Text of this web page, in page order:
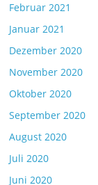
Februar 2021
Januar 2021
Dezember 2020
November 2020
Oktober 2020
September 2020
August 2020
Juli 2020
Juni 2020